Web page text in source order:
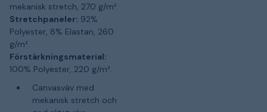
mekanisk stretch, 270 g/m².
Stretchpaneler: 92%
Polyester, 8% Elastan, 260
g/m².
Förstärkningsmaterial:
100% Polyester, 220 g/m².
Canvasväv med
mekanisk stretch och